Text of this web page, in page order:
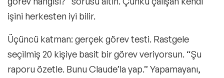
işini herkesten iyi bilir.
Üçüncü katman: gerçek görev testi. Rastgele
seçilmiş 20 kişiye basit bir görev veriyorsun. “Şu
raporu özetle. Bunu Claude’la yap.” Yapamayanı,